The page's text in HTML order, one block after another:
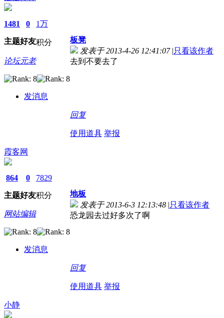
1481
主题
0
好友
1万
积分
论坛元老
发消息
板凳
发表于 2013-4-26 12:41:07 |只看该作者
去到不要去了
回复
使用道具 举报
霞客网
864
主题
0
好友
7829
积分
网站编辑
发消息
地板
发表于 2013-6-3 12:13:48 |只看该作者
恐龙园去过好多次了啊
回复
使用道具 举报
小静